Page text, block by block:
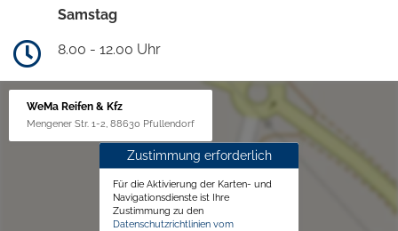
Samstag
8.00 - 12.00 Uhr
WeMa Reifen & Kfz
Mengener Str. 1-2, 88630 Pfullendorf
Zustimmung erforderlich
Für die Aktivierung der Karten- und
Navigationsdienste ist Ihre
Zustimmung zu den
Datenschutzrichtlinien vom